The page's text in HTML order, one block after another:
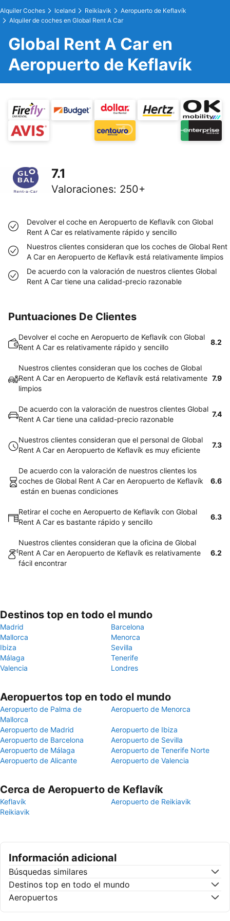
Alquiler Coches Iceland Reikiavik
Aeropuerto de Keflavík
Alquiler de coches en Global Rent A Car
Global Rent A Car en
Aeropuerto de Keflavík
7.1
Valoraciones: 250+
Devolver el coche en Aeropuerto de Keflavík con Global
Rent A Car es relativamente rápido y sencillo
Nuestros clientes consideran que los coches de Global Rent
A Car en Aeropuerto de Keflavík está relativamente limpios
De acuerdo con la valoración de nuestros clientes Global
Rent A Car tiene una calidad-precio razonable
Puntuaciones De Clientes
Devolver el coche en Aeropuerto de Keflavík con Global
Rent A Car es relativamente rápido y sencillo
8.2
Nuestros clientes consideran que los coches de Global
Rent A Car en Aeropuerto de Keflavík está relativamente
limpios
7.9
De acuerdo con la valoración de nuestros clientes Global
Rent A Car tiene una calidad-precio razonable
7.4
Nuestros clientes consideran que el personal de Global
Rent A Car en Aeropuerto de Keflavík es muy eficiente
7.3
De acuerdo con la valoración de nuestros clientes los
coches de Global Rent A Car en Aeropuerto de Keflavík
están en buenas condiciones
6.6
Retirar el coche en Aeropuerto de Keflavík con Global
Rent A Car es bastante rápido y sencillo
6.3
Nuestros clientes consideran que la oficina de Global
Rent A Car en Aeropuerto de Keflavík es relativamente
fácil encontrar
6.2
Destinos top en todo el mundo
Madrid
Barcelona
Mallorca
Menorca
Ibiza
Sevilla
Málaga
Tenerife
Valencia
Londres
Aeropuertos top en todo el mundo
Aeropuerto de Palma de
Mallorca
Aeropuerto de Menorca
Aeropuerto de Madrid
Aeropuerto de Ibiza
Aeropuerto de Barcelona
Aeropuerto de Sevilla
Aeropuerto de Málaga
Aeropuerto de Tenerife Norte
Aeropuerto de Alicante
Aeropuerto de Valencia
Cerca de Aeropuerto de Keflavík
Keflavík
Aeropuerto de Reikiavik
Reikiavik
Información adicional
Búsquedas similares
Destinos top en todo el mundo
Aeropuertos